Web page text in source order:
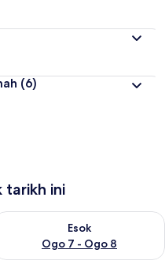
(6)
tarikh ini
Ogo 6 - Ogo 7
Esok
Ogo 7 - Ogo 8
ketersediaan untuk